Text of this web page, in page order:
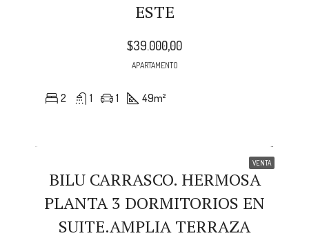
ESTE
$39.000,00
APARTAMENTO
2 1 1 49m²
VENTA
BILU CARRASCO. HERMOSA
PLANTA 3 DORMITORIOS EN
SUITE.AMPLIA TERRAZA